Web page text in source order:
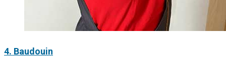
4. Baudouin